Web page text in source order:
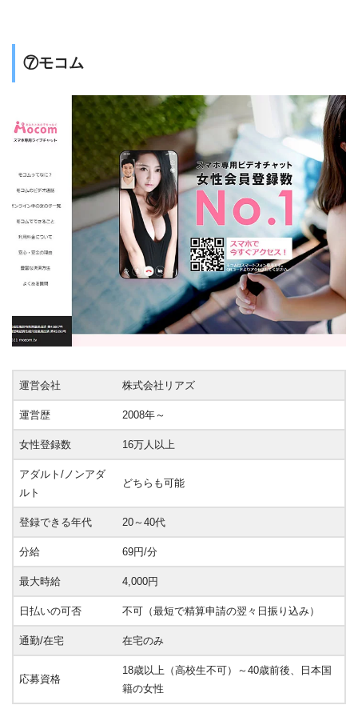
⑦モコム
運営会社 株式会社リアズ
運営歴 2008年～
女性登録数 16万人以上
アダルト/ノンアダ
ルト
どちらも可能
登録できる年代 20～40代
分給 69円/分
最大時給 4,000円
日払いの可否 不可（最短で精算申請の翌々日振り込み）
通勤/在宅 在宅のみ
応募資格
18歳以上（高校生不可）～40歳前後、日本国
籍の女性